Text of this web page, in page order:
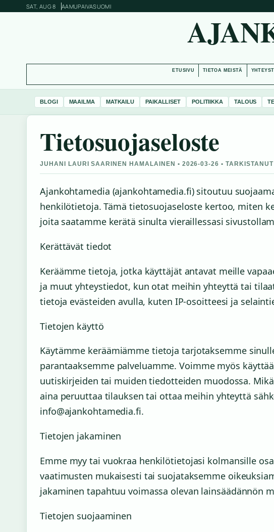
SAT, AUG 8 AAMUPAIVASUOMI
ETUSIVU TIETOA MEISTÄ
BLOGI MAAILMA MATKAILU PAIKALLISET POLITIIKKA TALOUS
Tietosuojaseloste
JUHANI LAURI SAARINEN HAMALAINEN • 2026-03-26 • TARKISTANUT
Ajankohtamedia (ajankohtamedia.fi) sitoutuu
henkilötietoja. Tämä tietosuojaseloste kertoo, miten
joita saatamme kerätä sinulta vieraillessasi
Kerättävät tiedot
Keräämme tietoja, jotka käyttäjät antavat meille
ja muut yhteystiedot, kun otat meihin yhteyttä tai
tietoja evästeiden avulla, kuten IP-osoitteesi ja
Tietojen käyttö
Käytämme keräämiämme tietoja tarjotaksemme
parantaaksemme palveluamme. Voimme myös
uutiskirjeiden tai muiden tiedotteiden muodossa.
aina peruuttaa tilauksen tai ottaa meihin yhteyttä
info@ajankohtamedia.fi.
Tietojen jakaminen
Emme myy tai vuokraa henkilötietojasi kolmansille
vaatimusten mukaisesti tai suojataksemme
jakaminen tapahtuu voimassa olevan lainsäädännön
Tietojen suojaaminen